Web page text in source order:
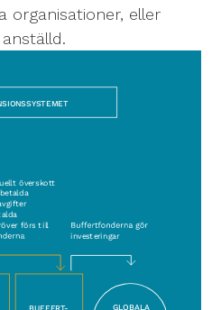
organisationer, eller